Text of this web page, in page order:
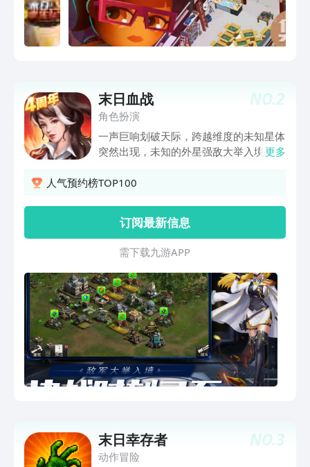
NO.2
末日血战
角色扮演
一声巨响划破天际，跨越维度的未知星体
突然出现，未知的外星强敌大举入境，保
幸存者们自由切磋争夺头筹，组队竞技携
试炼场，王者的表演秀，巅峰的争夺战！
公会群起英雄集聚，强强联合共同抗敌！
战争的逆境从未改变王者的意志，囤积资
源蓄势待发，改造战车强化武装，追寻胜
利的曙光之战就是现在！
更多
人气预约榜TOP100
订阅最新信息
需 下 载 九 游 A P P
NO.3
末日幸存者
动作冒险